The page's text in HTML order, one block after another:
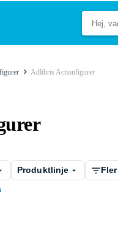
Adlibris Actionfigurer
Produktlinje